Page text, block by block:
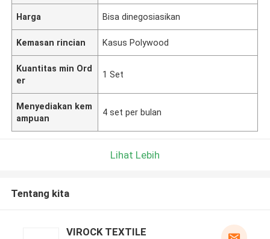
Harga Bisa dinegosiasikan
Kemasan rincian Kasus Polywood
Kuantitas min Ord
er
1 Set
Menyediakan kem
ampuan
4 set per bulan
Lihat Lebih
Tentang kita
VIROCK TEXTILE